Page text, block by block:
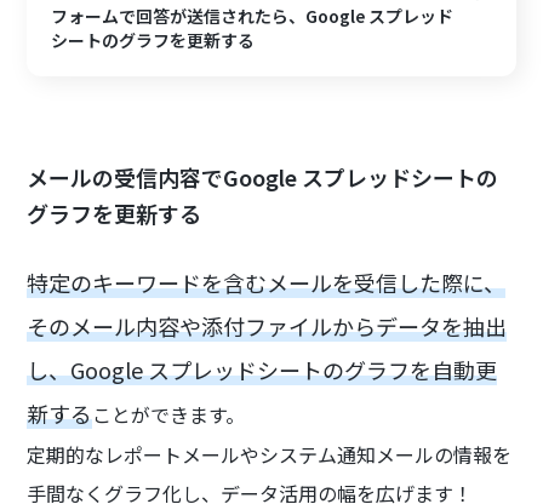
フォームで回答が送信されたら、Google スプレッド
シートのグラフを更新する
メールの受信内容でGoogle スプレッドシートの
グラフを更新する
特定のキーワードを含むメールを受信した際に、
そのメール内容や添付ファイルからデータを抽出
し、Google スプレッドシートのグラフを自動更
新することができます。
定期的なレポートメールやシステム通知メールの情報を
手間なくグラフ化し、データ活用の幅を広げます！